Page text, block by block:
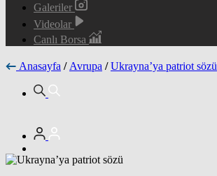
Galeriler
Videolar
Canlı Borsa
Anasayfa / Avrupa / Ukrayna’ya patriot sözü